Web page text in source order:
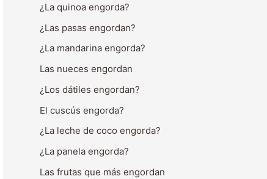
¿La quinoa engorda?
¿Las pasas engordan?
¿La mandarina engorda?
Las nueces engordan
¿Los dátiles engordan?
El cuscús engorda?
¿La leche de coco engorda?
¿La panela engorda?
Las frutas que más engordan